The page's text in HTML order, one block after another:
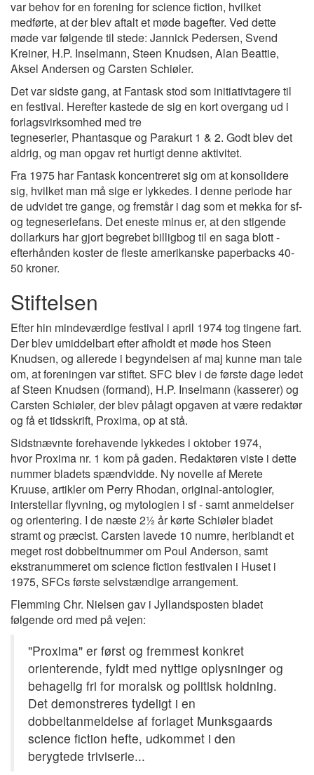
var behov for en forening for science fiction, hvilket
medførte, at der blev aftalt et møde bagefter. Ved dette
møde var følgende til stede: Jannick Pedersen, Svend
Kreiner, H.P. Inselmann, Steen Knudsen, Alan Beattie,
Aksel Andersen og Carsten Schiøler.
Det var sidste gang, at Fantask stod som initiativtagere til
en festival. Herefter kastede de sig en kort overgang ud i
forlagsvirksomhed med tre
tegneserier, Phantasque og Parakurt 1 & 2. Godt blev det
aldrig, og man opgav ret hurtigt denne aktivitet.
Fra 1975 har Fantask koncentreret sig om at konsolidere
sig, hvilket man må sige er lykkedes. I denne periode har
de udvidet tre gange, og fremstår i dag som et mekka for sf-
og tegneseriefans. Det eneste minus er, at den stigende
dollarkurs har gjort begrebet billigbog til en saga blott -
efterhånden koster de fleste amerikanske paperbacks 40-
50 kroner.
Stiftelsen
Efter hin mindeværdige festival i april 1974 tog tingene fart.
Der blev umiddelbart efter afholdt et møde hos Steen
Knudsen, og allerede i begyndelsen af maj kunne man tale
om, at foreningen var stiftet. SFC blev i de første dage ledet
af Steen Knudsen (formand), H.P. Inselmann (kasserer) og
Carsten Schiøler, der blev pålagt opgaven at være redaktør
og få et tidsskrift, Proxima, op at stå.
Sidstnævnte forehavende lykkedes i oktober 1974,
hvor Proxima nr. 1 kom på gaden. Redaktøren viste i dette
nummer bladets spændvidde. Ny novelle af Merete
Kruuse, artikler om Perry Rhodan, original-antologier,
interstellar flyvning, og mytologien i sf - samt anmeldelser
og orientering. I de næste 2½ år kørte Schiøler bladet
stramt og præcist. Carsten lavede 10 numre, heriblandt et
meget rost dobbeltnummer om Poul Anderson, samt
ekstranummeret om science fiction festivalen i Huset i
1975, SFCs første selvstændige arrangement.
Flemming Chr. Nielsen gav i Jyllandsposten bladet
følgende ord med på vejen:
"Proxima" er først og fremmest konkret
orienterende, fyldt med nyttige oplysninger og
behagelig fri for moralsk og politisk holdning.
Det demonstreres tydeligt i en
dobbeltanmeldelse af forlaget Munksgaards
science fiction hefte, udkommet i den
berygtede triviserie...